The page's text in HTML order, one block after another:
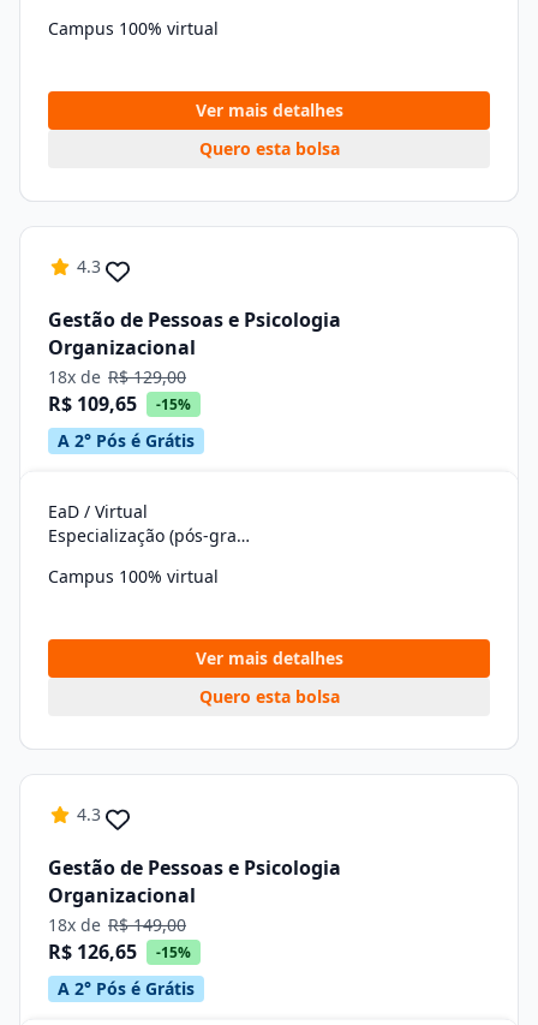
Campus 100% virtual
Ver mais detalhes
Quero esta bolsa
4.3
Gestão de Pessoas e Psicologia
Organizacional
18x de R$ 129,00
R$ 109,65 -15%
A 2° Pós é Grátis
EaD / Virtual
Especialização (pós-graduação)
Campus 100% virtual
Ver mais detalhes
Quero esta bolsa
4.3
Gestão de Pessoas e Psicologia
Organizacional
18x de R$ 149,00
R$ 126,65 -15%
A 2° Pós é Grátis